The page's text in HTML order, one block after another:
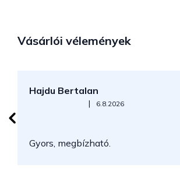
Vásárlói vélemények
Hajdu Bertalan
Az áruház értékelése 5-ből 5 csillag.
| 6.8.2026
Gyors, megbízható.